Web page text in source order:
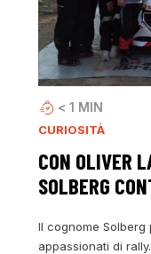
< 1 MIN
CURIOSITÀ
CON OLIVER
SOLBERG
Il cognome Solberg
appassionati di